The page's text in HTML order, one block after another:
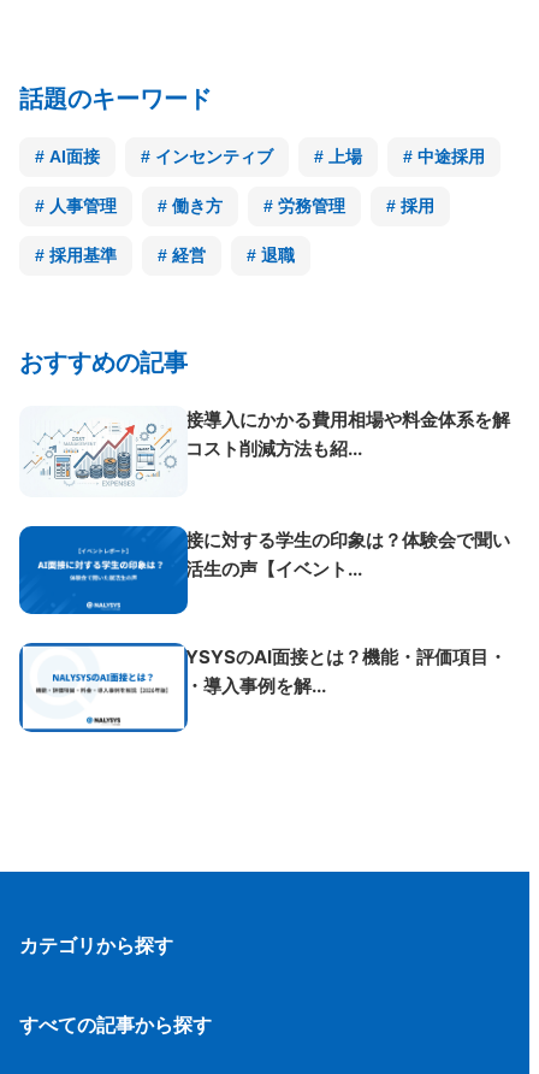
おすすめの記事
AI面接導入にかかる費用相場や料金体系を解
説！コスト削減方法も紹...
AI面接に対する学生の印象は？体験会で聞い
た就活生の声【イベント...
NALYSYSのAI面接とは？機能・評価項目・
料金・導入事例を解...
話題のキーワード
AI面接 インセンティブ 上場 中途採用
人事管理 働き方 労務管理 採用
採用基準 経営 退職
カテゴリから探す
モチベーション管理
すべての記事から探す